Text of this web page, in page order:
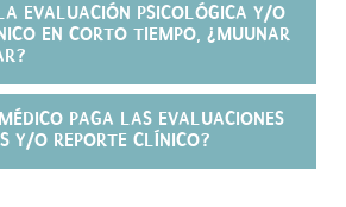
EVALUACIÓN PSICOLÓGICA Y/O
EN CORTO TIEMPO, ¿MUUNAR
PAGA LAS EVALUACIONES
Y/O REPORTE CLÍNICO?